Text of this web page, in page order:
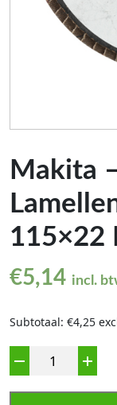
Makita
115×22
€5,14 incl.
Subtotaal: €4,25